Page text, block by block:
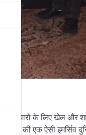
परिवारों के लिए खेल और
की एक ऐसी इमर्सिव